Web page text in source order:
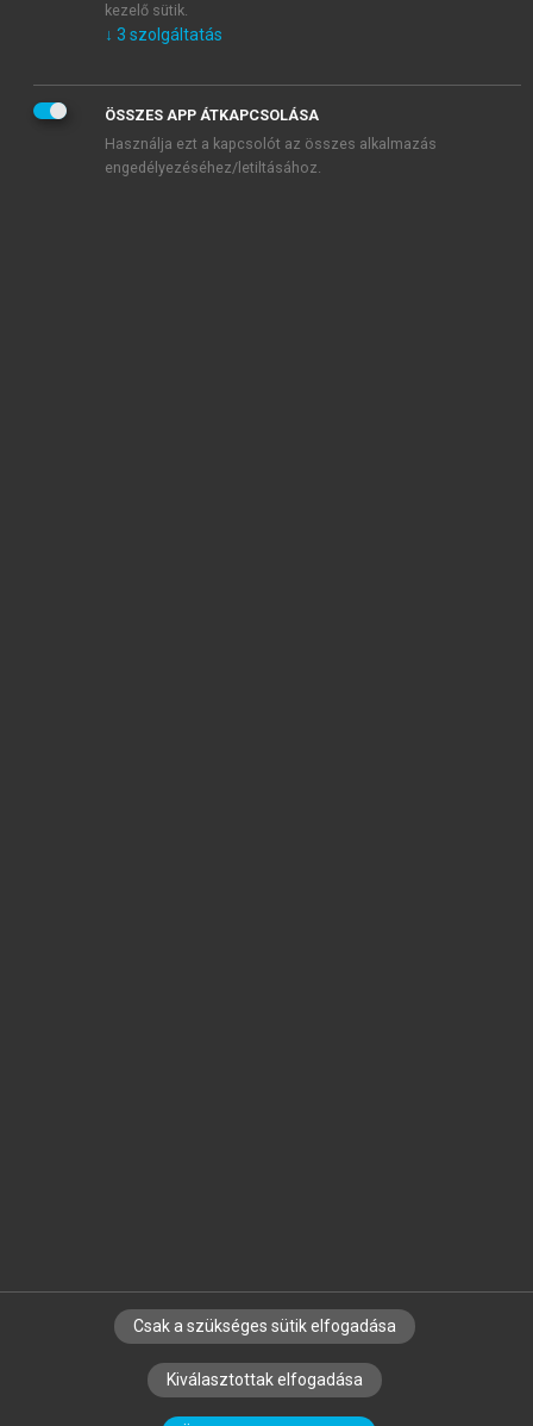
KIPRÓBÁLOM
SZERZŐKNEK CÉGEKNEK KÖNYVTÁROSOKNAK
SZERKESZTÉSI ÉS LEKTORÁLÁSI ALAPELVEK
kezelő sütik.
↓ 3 szolgáltatás
ÖSSZES APP ÁTKAPCSOLÁSA
Használja ezt a kapcsolót az összes alkalmazás
engedélyezéséhez/letiltásához.
Csak a szükséges sütik elfogadása
Kiválasztottak elfogadása